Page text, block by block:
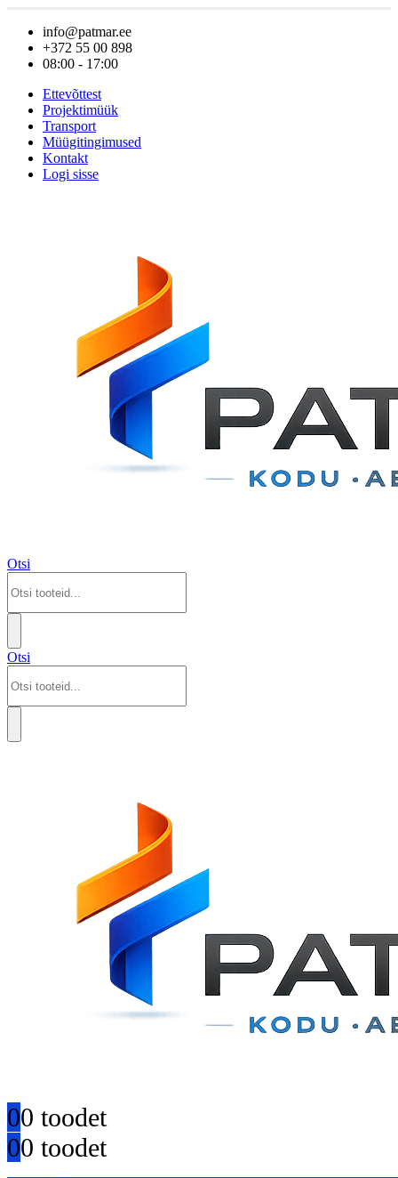
info@patmar.ee
+372 55 00 898
08:00 - 17:00
Ettevõttest
Projektimüük
Transport
Müügitingimused
Kontakt
Logi sisse
Otsi
Otsi
00 toodet
00 toodet